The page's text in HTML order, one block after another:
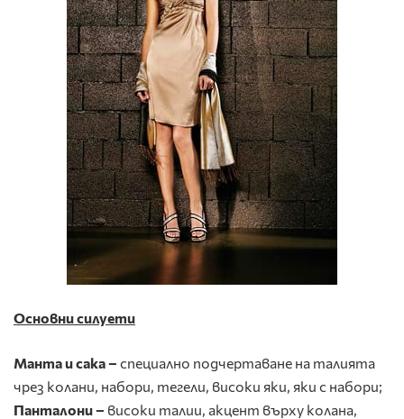
Основни силуети
Манта и сака – специално подчертаване на талията
чрез колани, набори, тегели, високи яки, яки с набори;
Панталони – високи талии, акцент върху колана,